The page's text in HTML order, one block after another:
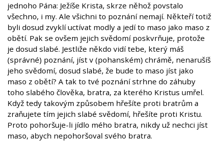
jednoho Pána: Ježíše Krista, skrze něhož povstalo
všechno, i my. Ale všichni to poznání nemají. Někteří totiž
byli dosud zvyklí uctívat modly a jedí to maso jako maso z
obětí. Pak se ovšem jejich svědomí poskvrňuje, protože
je dosud slabé. Jestliže někdo vidí tebe, který máš
(správné) poznání, jíst v (pohanském) chrámě, nenarušíš
jeho svědomí, dosud slabé, že bude to maso jíst jako
maso z obětí? A tak to tvé poznání strhne do záhuby
toho slabého člověka, bratra, za kterého Kristus umřel.
Když tedy takovým způsobem hřešíte proti bratrům a
zraňujete tím jejich slabé svědomí, hřešíte proti Kristu.
Proto pohoršuje-li jídlo mého bratra, nikdy už nechci jíst
maso, abych nepohoršoval svého bratra.